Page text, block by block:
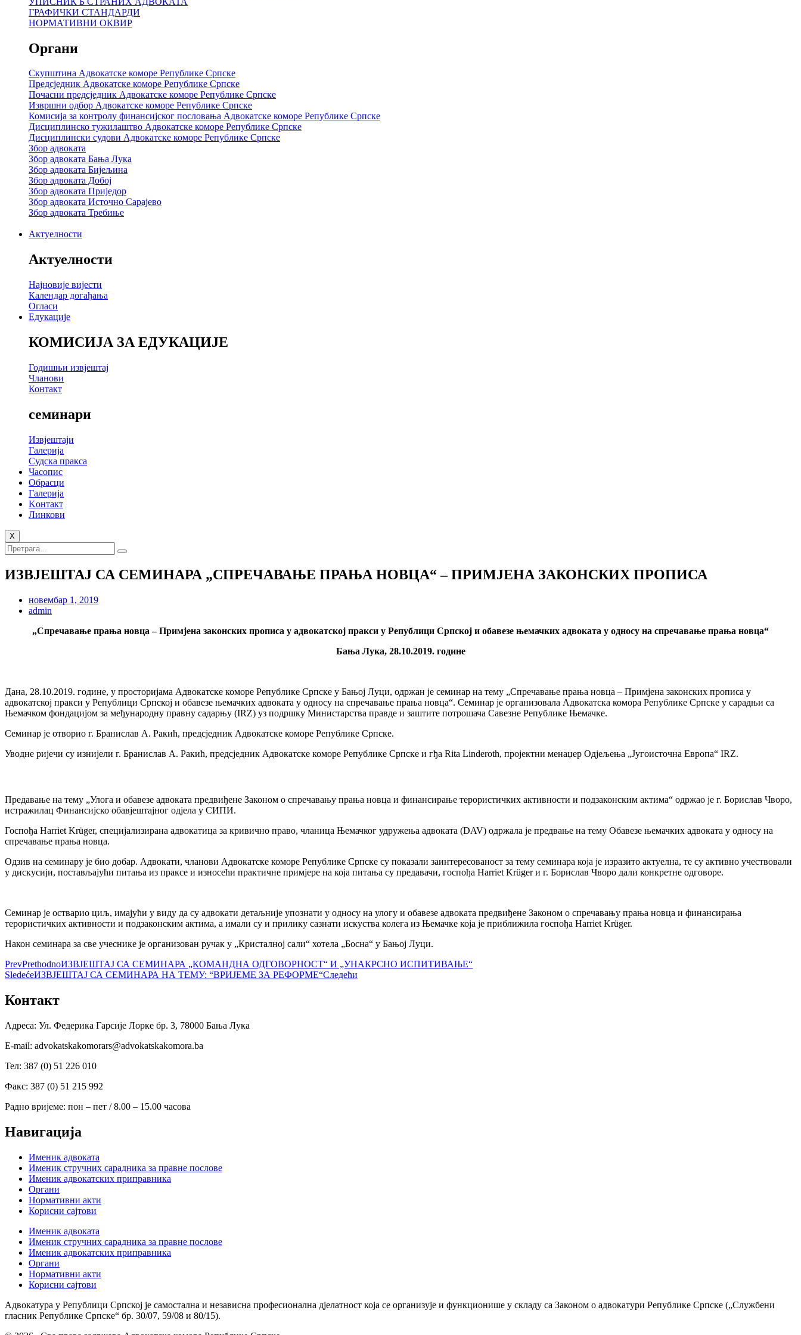
ГРАФИЧКИ СТАНДАРДИ
НОРМАТИВНИ ОКВИР
Органи
Скупштина Адвокатске коморе Републике Српске
Предсједник Адвокатске коморе Републике Српске
Почасни предсједник Адвокатске коморе Републике Српске
Извршни одбор Адвокатске коморе Републике Српске
Комисија за контролу финансијског пословања Адвокатске коморе Републике Српске
Дисциплинско тужилаштво Адвокатске коморе Републике Српске
Дисциплински судови Адвокатске коморе Републике Српске
Збор адвоката
Збор адвоката Бања Лука
Збор адвоката Бијељина
Збор адвоката Добој
Збор адвоката Приједор
Збор адвоката Источно Сарајево
Збор адвоката Требиње
Актуелности
Актуелности
Најновије вијести
Календар догађања
Огласи
Едукације
КОМИСИЈА ЗА ЕДУКАЦИЈЕ
Годишњи извјештај
Чланови
Контакт
семинари
Извјештаји
Галерија
Судска пракса
Часопис
Обрасци
Галерија
Kонтакт
Линкови
X
ИЗВЈЕШТАЈ СА СЕМИНАРА „СПРЕЧАВАЊЕ ПРАЊА НОВЦА“ – ПРИМЈЕНА ЗАКОНСКИХ ПРОПИСА
новембар 1, 2019
admin
„Спречавање прања новца – Примјена законских прописа у адвокатској пракси у Републици Српској и обавезе њемачких адвоката у односу на спречавање прања новца“
Бања Лука, 28.10.2019. године
Дана, 28.10.2019. године, у просторијама Адвокатске коморе Републике Српске у Бањој Луци, одржан је семинар на тему „Спречавање прања новца – Примјена законских прописа у
адвокатској пракси у Републици Српској и обавезе њемачких адвоката у односу на спречавање прања новца“. Семинар је организовала Адвокатска комора Републике Српске у сарадњи са
Њемачком фондацијом за међународну правну садарњу (IRZ) уз подршку Министарства правде и заштите потрошача Савезне Републике Њемачке.
Семинар је отворио г. Бранислав А. Ракић, предсједник Адвокатске коморе Републике Српске.
Уводне ријечи су изнијели г. Бранислав А. Ракић, предсједник Адвокатске коморе Републике Српске и гђа Rita Linderoth, пројектни менаџер Одјељења „Југоисточна Европа“ IRZ.
Предавање на тему „Улога и обавезе адвоката предвиђене Законом о спречавању прања новца и финансирање терористичких активности и подзаконским актима“ одржао је г. Борислав Чворо,
истражилац Финансијско обавјештајног одјела у СИПИ.
Госпођа Harriet Krüger, специјализирана адвокатица за кривично право, чланица Њемачког удружења адвоката (DAV) одржала је предвање на тему Обавезе њемачких адвоката у односу на
спречавање прања новца.
Одзив на семинару је био добар. Адвокати, чланови Адвокатске коморе Републике Српске су показали заинтересованост за тему семинара која је изразито актуелна, те су активно учествовали
у дискусији, постављајући питања из праксе и износећи практичне примјере на која питања су предавачи, госпођа Harriet Krüger и г. Борислав Чворо дали конкретне одговоре.
Семинар је остварио циљ, имајући у виду да су адвокати детаљније упознати у односу на улогу и обавезе адвоката предвиђене Законом о спречавању прања новца и финансирања
терористичких активности и подзаконским актима, а имали су и прилику сазнати искуства колега из Њемачке која је приближила госпођа Harriet Krüger.
Након семинара за све учеснике је организован ручак у „Кристалној сали“ хотела „Босна“ у Бањој Луци.
PrevPrethodnoИЗВЈЕШТАЈ СА СЕМИНАРА „КOMAНДНА ОДГОВОРНОСТ“ И „УНАКРСНО ИСПИТИВАЊЕ“
SledećeИЗВЈЕШТАЈ СА СЕМИНАРА НА ТЕМУ: “ВРИЈЕМЕ ЗА РЕФОРМЕ“Следећи
Контакт
Адреса: Ул. Федерика Гарсије Лорке бр. 3, 78000 Бања Лука
Е-mail: advokatskakomorars@advokatskakomora.ba
Тел: 387 (0) 51 226 010
Факс: 387 (0) 51 215 992
Радно вријеме: пон – пет / 8.00 – 15.00 часова
Навигација
Именик адвоката
Именик стручних сарадника за правне послове
Именик адвокатских приправника
Органи
Нормативни акти
Корисни сајтови
Именик адвоката
Именик стручних сарадника за правне послове
Именик адвокатских приправника
Органи
Нормативни акти
Корисни сајтови
Адвокатура у Републици Српској је самостална и независна професионална дјелатност која се организује и функционише у складу са Законом о адвокатури Републике Српске („Службени
гласник Републике Српске“ бр. 30/07, 59/08 и 80/15).